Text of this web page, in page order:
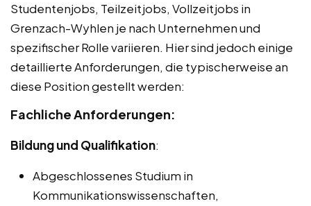
Studentenjobs, Teilzeitjobs, Vollzeitjobs in
Grenzach-Wyhlen je nach Unternehmen und
spezifischer Rolle variieren. Hier sind jedoch einige
detaillierte Anforderungen, die typischerweise an
diese Position gestellt werden:
Fachliche Anforderungen:
Bildung und Qualifikation:
Abgeschlossenes Studium in
Kommunikationswissenschaften,